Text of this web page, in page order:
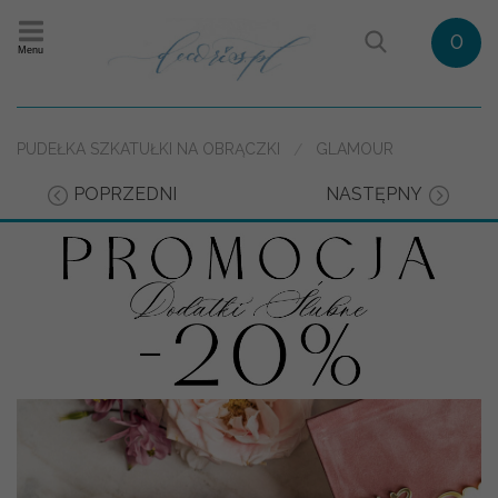
Menu 0
PUDEŁKA SZKATUŁKI NA OBRĄCZKI GLAMOUR
POPRZEDNI NASTĘPNY